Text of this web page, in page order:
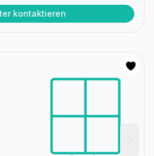
kontaktieren